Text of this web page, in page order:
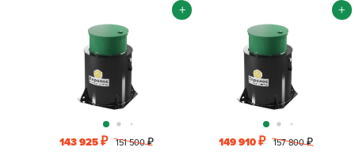
143 925₽ 151 500₽
+
149 910₽ 157 800₽
+